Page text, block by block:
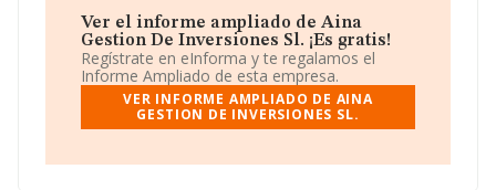
vehículos automóvile. La sociedad está inscrita en el
Registro Mercantil como Sociedad Limitada. Su
actividad CNAE es '%cnae%' con código 6811. La
compañía no tiene actividad en mercados exteriores.
La sociedadAina Gestión de Inversiones S.L
número de identificación fiscal B22829717, se
(03202), Elche, en Alicante, Comunidad Valenciana.
Ver el informe ampliado de Aina
Gestion De Inversiones Sl. ¡Es gratis!
Regístrate en eInforma y te regalamos el
Informe Ampliado de esta empresa.
VER INFORME AMPLIADO DE AINA
GESTION DE INVERSIONES SL.